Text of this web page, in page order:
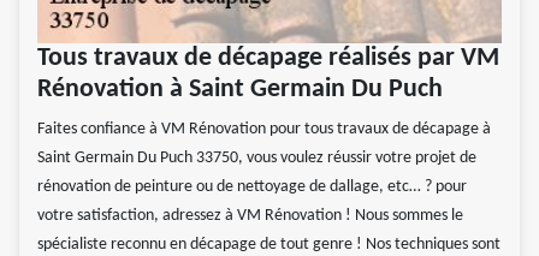
Tous travaux de décapage réalisés par VM
Rénovation à Saint Germain Du Puch
Faites confiance à VM Rénovation pour tous travaux de décapage à
Saint Germain Du Puch 33750, vous voulez réussir votre projet de
rénovation de peinture ou de nettoyage de dallage, etc… ? pour
votre satisfaction, adressez à VM Rénovation ! Nous sommes le
spécialiste reconnu en décapage de tout genre ! Nos techniques sont